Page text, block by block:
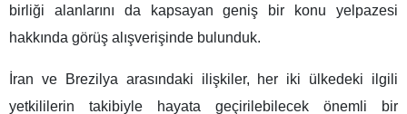
birliği alanlarını da kapsayan geniş bir konu yelpazesi
hakkında görüş alışverişinde bulunduk.
İran ve Brezilya arasındaki ilişkiler, her iki ülkedeki ilgili
yetkililerin takibiyle hayata geçirilebilecek önemli bir